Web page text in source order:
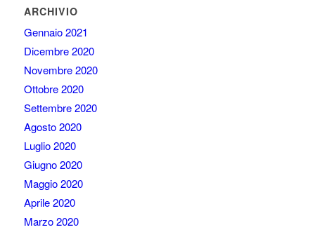
ARCHIVIO
Gennaio 2021
Dicembre 2020
Novembre 2020
Ottobre 2020
Settembre 2020
Agosto 2020
Luglio 2020
Giugno 2020
Maggio 2020
Aprile 2020
Marzo 2020